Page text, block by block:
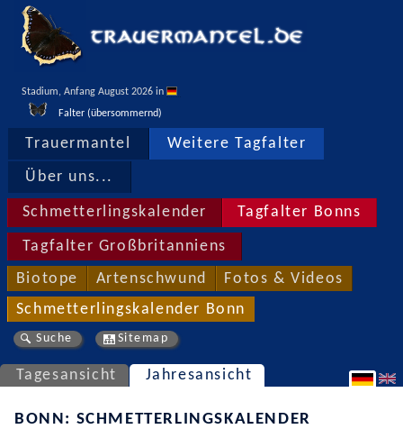
Stadium, Anfang August 2026 in
Falter (übersommernd)
Trauermantel Weitere Tagfalter
Über uns...
Schmetterlingskalender Tagfalter Bonns
Tagfalter Großbritanniens
Biotope Artenschwund Fotos & Videos
Schmetterlingskalender Bonn
Suche Sitemap
Tagesansicht Jahresansicht
BONN: SCHMETTERLINGSKALENDER